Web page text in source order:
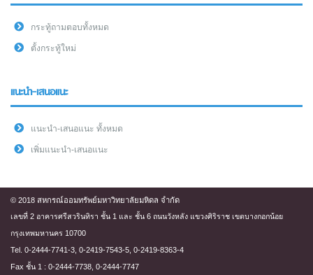
กระทู้ถามตอบทั้งหมด
ตั้งกระทู้ใหม่
แนะนำ-เสนอแนะ
แนะนำ-เสนอแนะ ทั้งหมด
เพิ่มแนะนำ-เสนอแนะ
© 2018 สหกรณ์ออมทรัพย์มหาวิทยาลัยมหิดล จำกัด
เลขที่ 2 อาคารศรีสวรินทิรา ชั้น 1 และ ชั้น 6 ถนนวังหลัง แขวงศิริราช เขตบางกอกน้อย
กรุงเทพมหานคร 10700
Tel. 0-2444-7741-3, 0-2419-7543-5, 0-2419-8363-4
Fax ชั้น 1 : 0-2444-7738, 0-2444-7747